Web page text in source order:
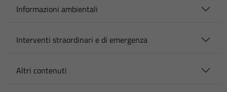
Informazioni ambientali
Interventi straordinari e di emergenza
Altri contenuti